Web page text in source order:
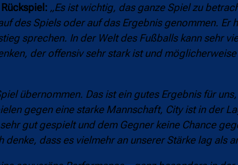
„Es ist wichtig, das ganze Spiel zu
des Spiels oder auf das Ergebnis genommen. Er
sprechen. In der Welt des Fußballs kann sehr
der offensiv sehr stark ist und
übernommen. Das ist ein gutes Ergebnis für
gegen eine starke Mannschaft, City ist in der
gut gespielt und dem Gegner keine Chance
dass es vielmehr an unserer Stärke lag als